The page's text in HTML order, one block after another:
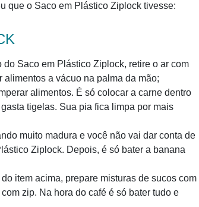
que o Saco em Plástico Ziplock tivesse:
Saco em Plástico Ziplock, retire o ar com
a vácuo na palma da mão;
alimentos. É só colocar a carne dentro
tigelas. Sua pia fica limpa por mais
muito madura e você não vai dar conta de
Ziplock. Depois, é só bater a banana
item acima, prepare misturas de sucos com
zip. Na hora do café é só bater tudo e